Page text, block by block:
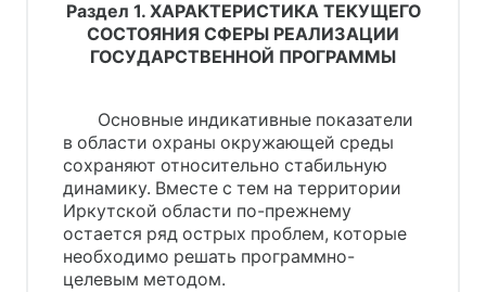
Раздел 1. ХАРАКТЕРИСТИКА ТЕКУЩЕГО
СОСТОЯНИЯ СФЕРЫ РЕАЛИЗАЦИИ
ГОСУДАРСТВЕННОЙ ПРОГРАММЫ
Основные индикативные показатели
в области охраны окружающей среды
сохраняют относительно стабильную
динамику. Вместе с тем на территории
Иркутской области по-прежнему
остается ряд острых проблем, которые
необходимо решать программно-
целевым методом.